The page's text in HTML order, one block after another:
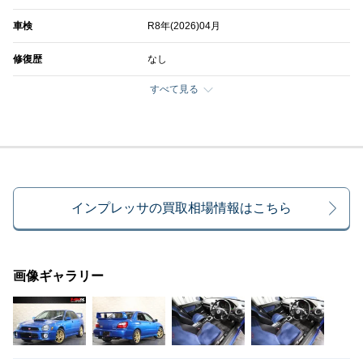
車検 R8年(2026)04月
修復歴 なし
すべて見る
インプレッサの買取相場情報はこちら
画像ギャラリー